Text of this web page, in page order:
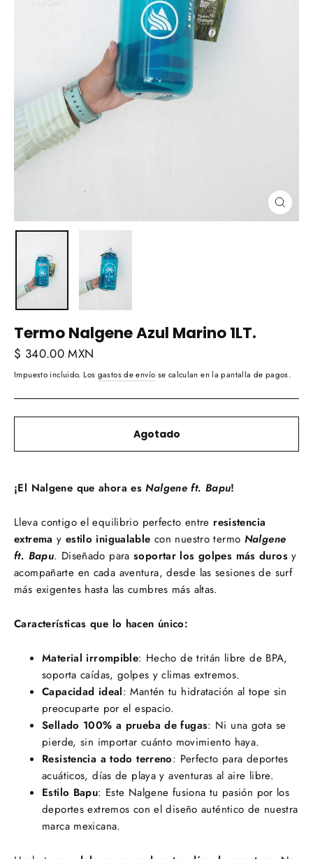
(esc)
Termo Nalgene Azul Marino 1LT.
Precio
habitual
$ 340.00 MXN
Impuesto incluido. Los gastos de envío se calculan en la pantalla de pagos.
Agotado
¡El Nalgene que ahora esNalgene ft. Bapu!
Lleva contigo el equilibrio perfecto entre resistencia
extrema y estilo inigualable con nuestro termo Nalgene
ft. Bapu. Diseñado para soportar los golpes más durosy
acompañarte en cada aventura, desde las sesiones de surf
más exigentes hasta las cumbres más altas.
Características que lo hacen único:
Material irrompible: Hecho de tritán libre de BPA,
soporta caídas, golpes y climas extremos.
Capacidad ideal: Mantén tu hidratación al tope sin
preocuparte por el espacio.
Sellado 100% a prueba de fugas: Ni una gota se
pierde, sin importar cuánto movimiento haya.
Resistencia a todo terreno: Perfecto para deportes
acuáticos, días de playa y aventuras al aire libre.
Estilo Bapu: Este Nalgene fusiona tu pasión por los
deportes extremos con el diseño auténtico de nuestra
marca mexicana.